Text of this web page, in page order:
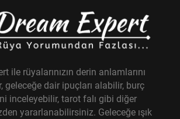
ile rüyalarınızın derin anlamlarını
geleceğe dair ipuçları alabilir, burç
inceleyebilir, tarot falı gibi diğer
yararlanabilirsiniz. Geleceğe ışık